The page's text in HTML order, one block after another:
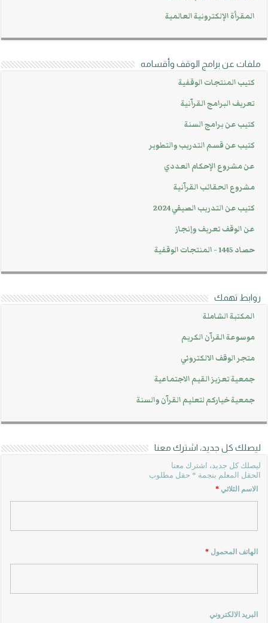
المقرأة الإلكترونية العالمية
ملفات عن برامج الوقف وأقسامه
كتيب المنتجات الوقفية
تعريف البرامج القرآنية
كتيب عن برامج السنة
كتيب عن قسم التدريب والتطوير
عن مشروع الإحكام العددي
مشروع الحقائب القرآنية
كتيب عن التدريب الصيفي 2024
عن الوقف تعريف وإنجاز
حصاد 1445 - المنتجات الوقفية
روابط تهمك
المكتبة الشاملة
موسوعة القرآن الكريم
متجر الوقف الالكتروني
جمعية تعزيز القيم الاجتماعية
جمعية خياركم لتعليم القرآن والسنة
ليصلك كل جديد، اشترك معنا
ليصلك كل جديد، اشترك معنا
الحقل المعلم بنجمة * حقل مطلوب
الاسم الثلاثي*
الهاتف المحمول*
البريد الالكتروني